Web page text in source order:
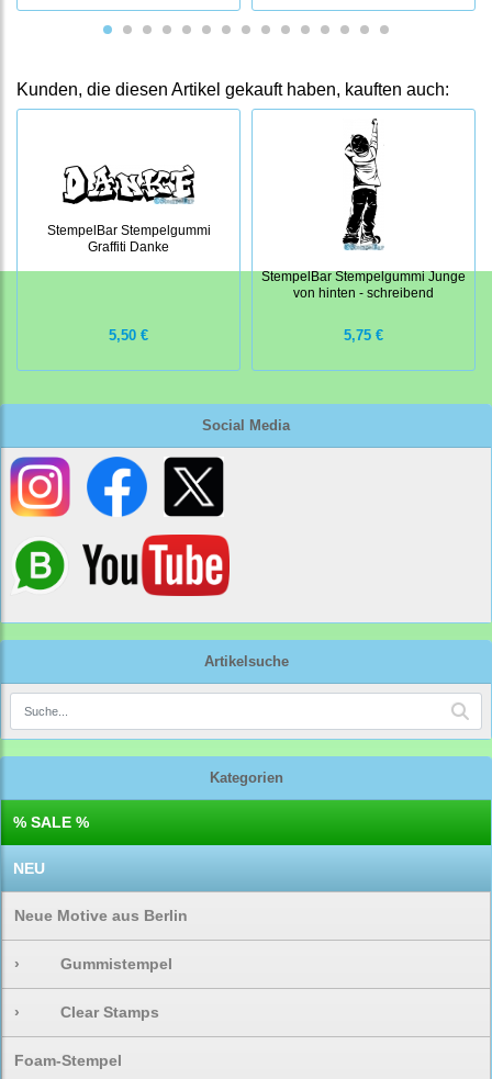
Social Media
Artikelsuche
Kategorien
% SALE %
NEU
Neue Motive aus Berlin
› Gummistempel
› Clear Stamps
Foam-Stempel
Kunden, die diesen Artikel gekauft haben, kauften auch:
StempelBar Stempelgummi
Graffiti Danke
5,50 €
StempelBar Stempelgummi Junge
von hinten - schreibend
5,75 €